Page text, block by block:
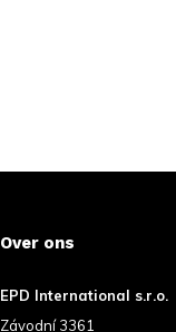
Over ons
EPD International s.r.o.
Závodní 3361